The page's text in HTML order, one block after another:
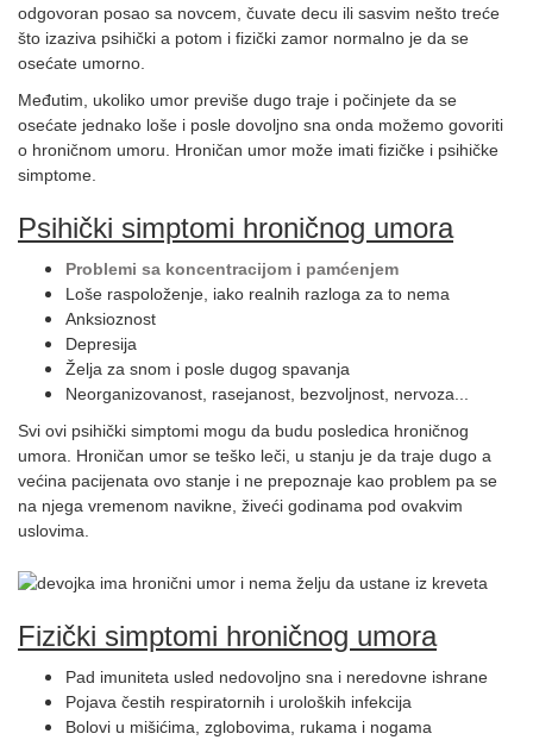
odgovoran posao sa novcem, čuvate decu ili sasvim nešto treće
što izaziva psihički a potom i fizički zamor normalno je da se
osećate umorno.
Međutim, ukoliko umor previše dugo traje i počinjete da se
osećate jednako loše i posle dovoljno sna onda možemo govoriti
o hroničnom umoru. Hroničan umor može imati fizičke i psihičke
simptome.
Psihički simptomi hroničnog umora
Problemi sa koncentracijom i pamćenjem
Loše raspoloženje, iako realnih razloga za to nema
Anksioznost
Depresija
Želja za snom i posle dugog spavanja
Neorganizovanost, rasejanost, bezvoljnost, nervoza...
Svi ovi psihički simptomi mogu da budu posledica hroničnog
umora. Hroničan umor se teško leči, u stanju je da traje dugo a
većina pacijenata ovo stanje i ne prepoznaje kao problem pa se
na njega vremenom navikne, živeći godinama pod ovakvim
uslovima.
Fizički simptomi hroničnog umora
Pad imuniteta usled nedovoljno sna i neredovne ishrane
Pojava čestih respiratornih i uroloških infekcija
Bolovi u mišićima, zglobovima, rukama i nogama